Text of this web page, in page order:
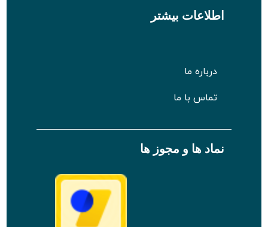
اطلاعات بیشتر
درباره ما
تماس با ما
نماد ها و مجوز ها